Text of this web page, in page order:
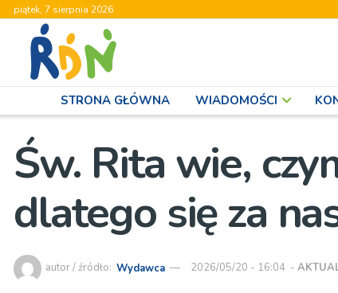
piątek, 7 sierpnia 2026
STRONA GŁÓWNA WIADOMOŚCI
Św. Rita wie,
dlatego się za
autor / źródło: Wydawca 2026/05/20 - 16:04 -